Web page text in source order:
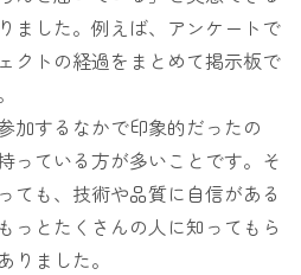
ました。例えば、アンケートで
クトの経過をまとめて掲示板で
加するなかで印象的だったの
っている方が多いことです。そ
ても、技術や品質に自信がある
っとたくさんの人に知ってもら
りました。